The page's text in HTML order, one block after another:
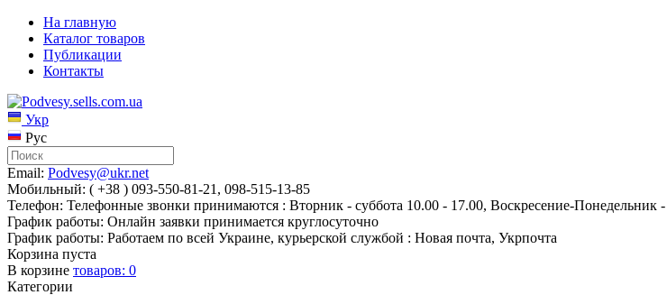
На главную
Каталог товаров
Публикации
Контакты
Укр
Рус
Email: Podvesy@ukr.net
Мобильный: ( +38 ) 093-550-81-21, 098-515-13-85
Телефон: Телефонные звонки принимаются : Вторник - суббота 10.00 - 17.00, Воскресение-Понедельник
График работы: Онлайн заявки принимается круглосуточно
График работы: Работаем по всей Украине, курьерской службой : Новая почта, Укрпочта
Корзина пуста
В корзине товаров: 0
Категории